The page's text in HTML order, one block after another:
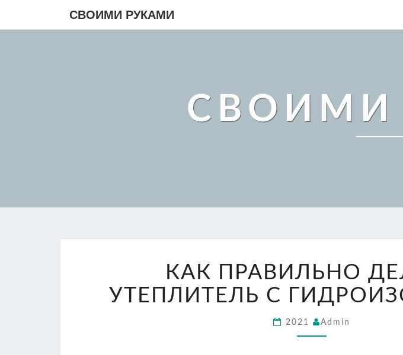
СВОИМИ РУКАМИ
СВОИМИ
ПРАВИЛЬНО
ДЕЛАТЬ
УТЕПЛИТЕЛЬ
С
КАК ПРАВИЛЬНО
УТЕПЛИТЕЛЬ С
2021 Admin